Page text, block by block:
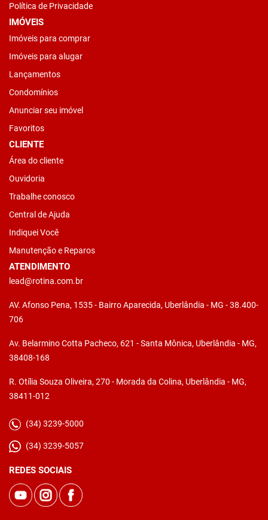
Política de Privacidade
IMÓVEIS
Imóveis para comprar
Imóveis para alugar
Lançamentos
Condomínios
Anunciar seu imóvel
Favoritos
CLIENTE
Área do cliente
Ouvidoria
Trabalhe conosco
Central de Ajuda
Indiquei Você
Manutenção e Reparos
ATENDIMENTO
lead@rotina.com.br
AV. Afonso Pena, 1535 - Bairro Aparecida, Uberlândia - MG - 38.400-
706
Av. Belarmino Cotta Pacheco, 621 - Santa Mônica, Uberlândia - MG,
38408-168
R. Otília Souza Oliveira, 270 - Morada da Colina, Uberlândia - MG,
38411-012
(34) 3239-5000
(34) 3239-5057
REDES SOCIAIS